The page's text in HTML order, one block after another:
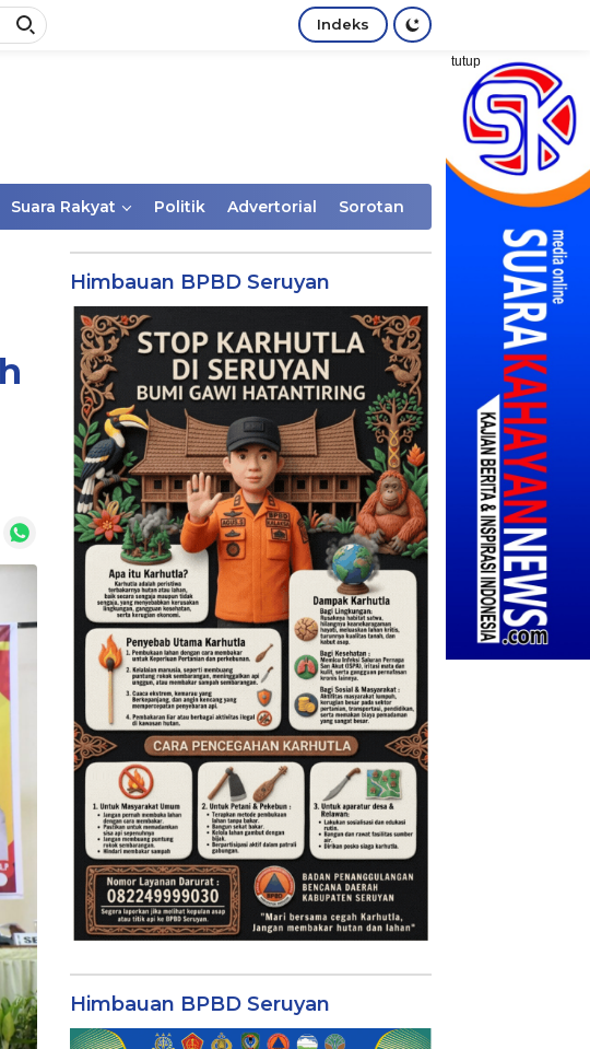
Indeks
tutup
Suara Rakyat Politik Advertorial Sorotan
Himbauan BPBD Seruyan
Himbauan BPBD Seruyan